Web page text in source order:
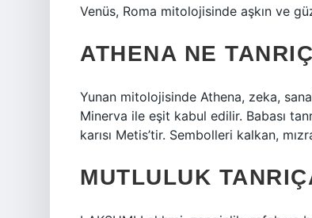
Venüs, Roma mitolojisinde aşkın ve
ATHENA NE
Yunan mitolojisinde Athena, zeka,
Minerva ile eşit kabul edilir. Babası
karısı Metis’tir. Sembolleri kalkan,
MUTLULUK